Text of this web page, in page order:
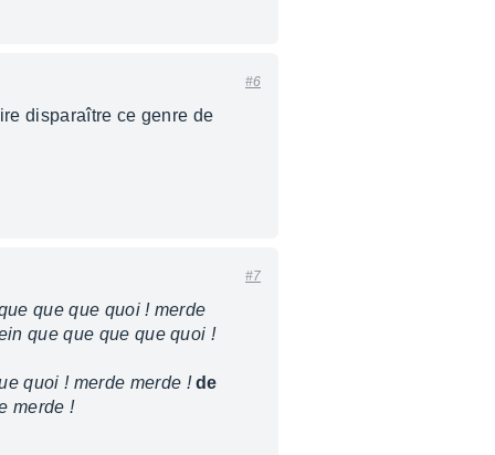
#6
disparaître ce genre de
#7
que que quoi ! merde
que que que que quoi !
quoi ! merde merde !de
merde !